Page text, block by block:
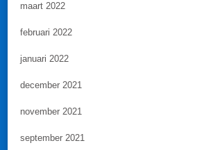
maart 2022
februari 2022
januari 2022
december 2021
november 2021
september 2021